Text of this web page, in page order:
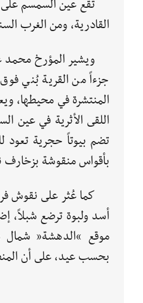
تقع عين السمسم على
القادرية، ومن الغرب
ويشير المؤرخ
جزءاً من القرية بُني
المنتشرة في محيطها،
اللقى الأثرية في عين
تضم بيوتاً حجرية تعود
بأقواس منقوشة بزخارف
كما عُثر على نقوش
أسد ولبوة ترضع شبلاً،
موقع “الدهشة” شمال
بحسب عيد، على أن